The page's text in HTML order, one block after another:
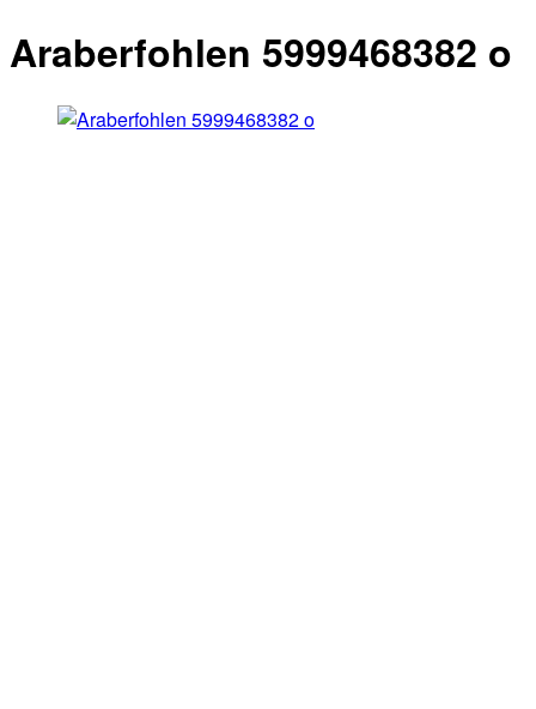
Araberfohlen 5999468382 o